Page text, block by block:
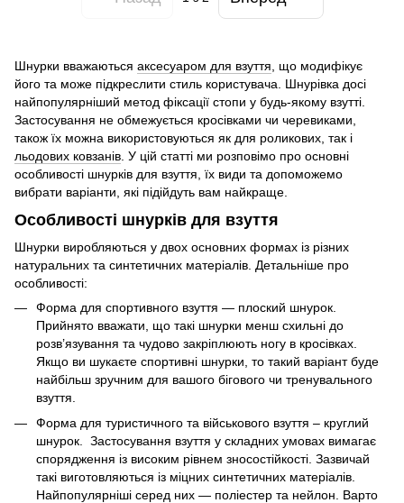
Шнурки вважаються аксесуаром для взуття , що модифікує
його та може підкреслити стиль користувача. Шнурівка досі
найпопулярніший метод фіксації стопи у будь-якому взутті.
Застосування не обмежується кросівками чи черевиками,
також їх можна використовуються як для роликових, так і
льодових ковзанів . У цій статті ми розповімо про основні
особливості шнурків для взуття, їх види та допоможемо
вибрати варіанти, які підійдуть вам найкраще.
Особливості шнурків для взуття
Шнурки виробляються у двох основних формах із різних
натуральних та синтетичних матеріалів. Детальніше про
особливості:
Форма для спортивного взуття — плоский шнурок.
Прийнято вважати, що такі шнурки менш схильні до
розв’язування та чудово закріплюють ногу в кросівках.
Якщо ви шукаєте спортивні шнурки, то такий варіант буде
найбільш зручним для вашого бігового чи тренувального
взуття.
Форма для туристичного та військового взуття – круглий
шнурок. Застосування взуття у складних умовах вимагає
спорядження із високим рівнем зносостійкості. Зазвичай
такі виготовляються із міцних синтетичних матеріалів.
Найпопулярніші серед них — поліестер та нейлон. Варто